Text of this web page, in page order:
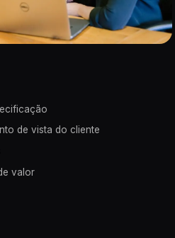
de vista do cliente
valor